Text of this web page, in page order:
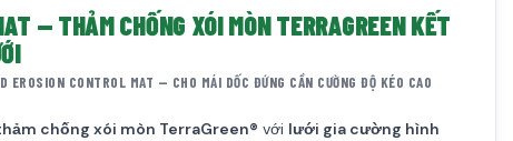
— THẢM CHỐNG XÓI MÒN TERRAGREEN KẾT
EROSION CONTROL MAT — CHO MÁI DỐC ĐỨNG CẦN CƯỜNG ĐỘ KÉO CAO
chống xói mòn TerraGreen® với lưới gia cường hình